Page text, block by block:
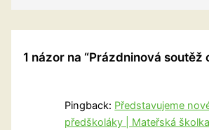
1 názor na “Prázdninová soutěž
Pingback: Představujeme
předškoláky | Mateřská